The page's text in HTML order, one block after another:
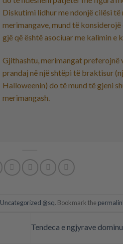
Diskutimi lidhur me ndonjë cilësi
merimangave, mund të
gjë që është asociuar me kalimin e
Gjithashtu, merimangat preferojnë
prandaj në një shtëpi të braktisur
Halloweenin) do të mund të gjeni
merimangash.
Uncategorized @sq. Bookmark the
Tendeca e ngjyrave